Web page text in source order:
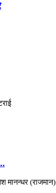
मानन्धर (राजमान)